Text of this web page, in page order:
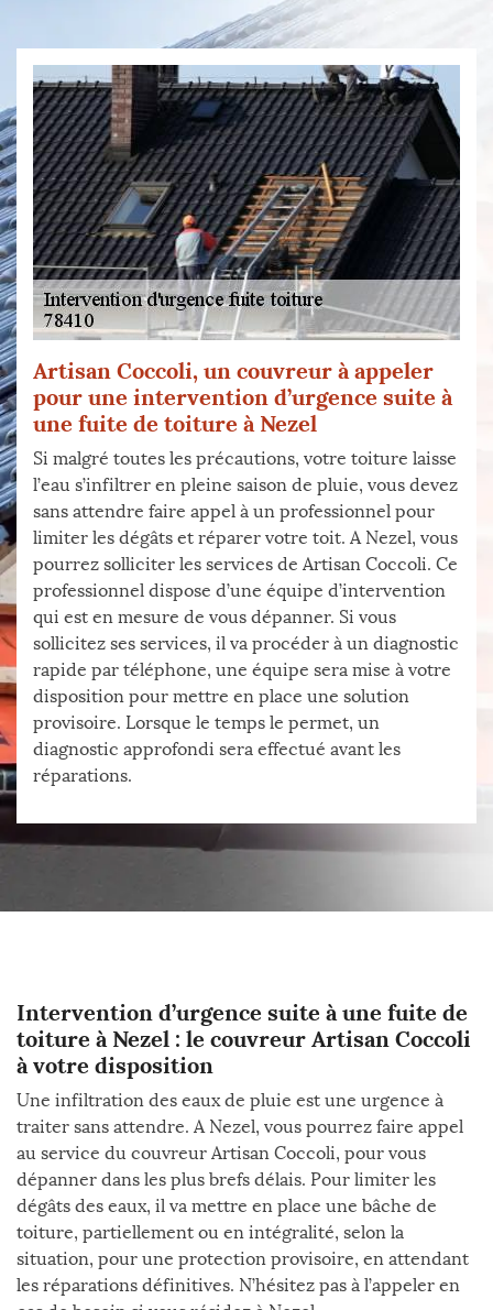
Artisan Coccoli, un couvreur à appeler
pour une intervention d’urgence suite à
une fuite de toiture à Nezel
Si malgré toutes les précautions, votre toiture laisse
l’eau s’infiltrer en pleine saison de pluie, vous devez
sans attendre faire appel à un professionnel pour
limiter les dégâts et réparer votre toit. A Nezel, vous
pourrez solliciter les services de Artisan Coccoli. Ce
professionnel dispose d’une équipe d’intervention
qui est en mesure de vous dépanner. Si vous
sollicitez ses services, il va procéder à un diagnostic
rapide par téléphone, une équipe sera mise à votre
disposition pour mettre en place une solution
provisoire. Lorsque le temps le permet, un
diagnostic approfondi sera effectué avant les
réparations.
Intervention d’urgence suite à une fuite de
toiture à Nezel : le couvreur Artisan Coccoli
à votre disposition
Une infiltration des eaux de pluie est une urgence à
traiter sans attendre. A Nezel, vous pourrez faire appel
au service du couvreur Artisan Coccoli, pour vous
dépanner dans les plus brefs délais. Pour limiter les
dégâts des eaux, il va mettre en place une bâche de
toiture, partiellement ou en intégralité, selon la
situation, pour une protection provisoire, en attendant
les réparations définitives. N’hésitez pas à l’appeler en